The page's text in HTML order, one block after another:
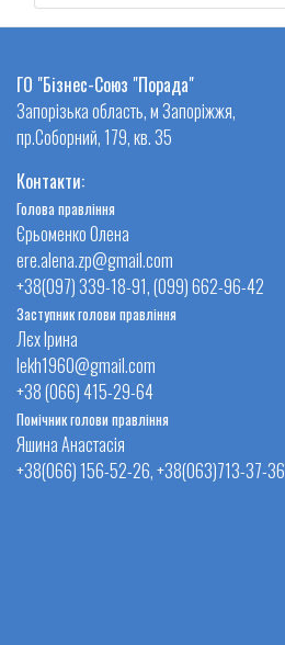
ГО "Бізнес-Союз "Порада"
Запорізька область, м Запоріжжя,
пр.Соборний, 179, кв. 35
Контакти:
Голова правління
Єрьоменко Олена
ere.alena.zp@gmail.com
+38(097) 339-18-91, (099) 662-96-42
Заступник голови правління
Лєх Ірина
lekh1960@gmail.com
+38 (066) 415-29-64
Помічник голови правління
Яшина Анастасія
+38(066) 156-52-26, +38(063)713-37-36